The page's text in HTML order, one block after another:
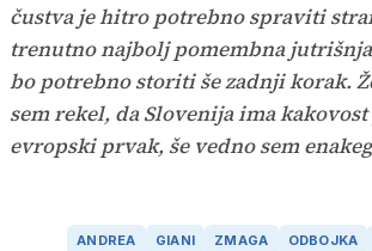
čustva je hitro potrebno spraviti
trenutno najbolj pomembna
bo potrebno storiti še zadnji korak.
sem rekel, da Slovenija ima
evropski prvak, še vedno sem
ANDREA GIANI ZMAGA ODBOJKA